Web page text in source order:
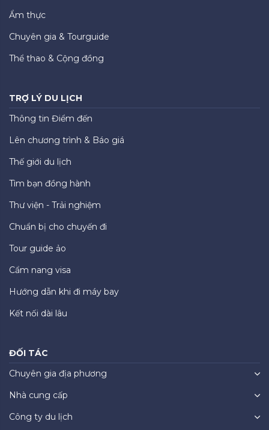
Ẩm thực
Chuyên gia & Tourguide
Thể thao & Cộng đồng
TRỢ LÝ DU LỊCH
Thông tin Điểm đến
Lên chương trình & Báo giá
Thế giới du lịch
Tìm bạn đồng hành
Thư viện - Trải nghiệm
Chuẩn bị cho chuyến đi
Tour guide ảo
Cẩm nang visa
Hướng dẫn khi đi máy bay
Kết nối dài lâu
ĐỐI TÁC
Chuyên gia địa phương
Nhà cung cấp
Công ty du lịch